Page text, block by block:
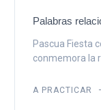
Palabras
Pascua Fiesta
conmemora la
A PRACTICAR